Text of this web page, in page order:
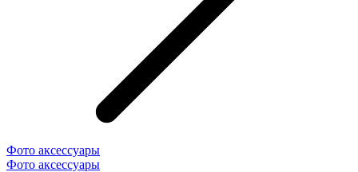
Фото аксессуары
Фото аксессуары